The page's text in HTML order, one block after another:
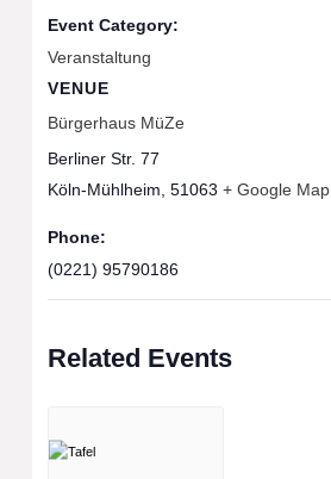
Event Category:
Veranstaltung
VENUE
Bürgerhaus MüZe
Berliner Str. 77
Köln-Mühlheim 51063 + Google Map
Phone:
(0221) 95790186
Related Events